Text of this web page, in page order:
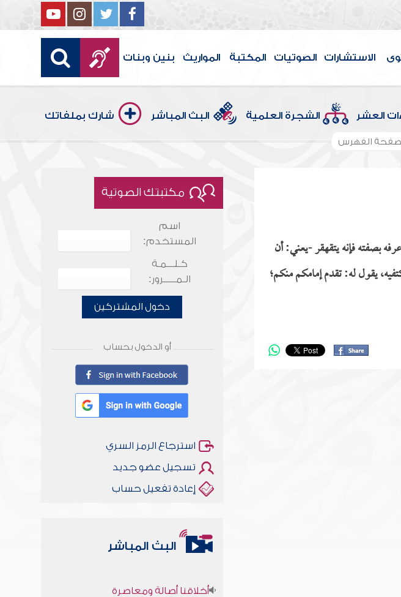
الاستشارات الصوتيات المكتبة المواريث بنين وبنات
العشر الشجرة العلمية البث المباشر شارك بملفاتك
صفحة الفهرس
بصفته فإنه يتقهقر -يعني: أن
يقول له: تقدم إمامكم منكم؛
مكتبتك الصوتية
اسم
المستخدم:
كـلـــمـة
الـمـــــرور:
دخول المشتركين
أو الدخول بحساب
استرجاع الرمز السري
تسجيل عضو جديد
إعادة تفعيل حساب
البث المباشر